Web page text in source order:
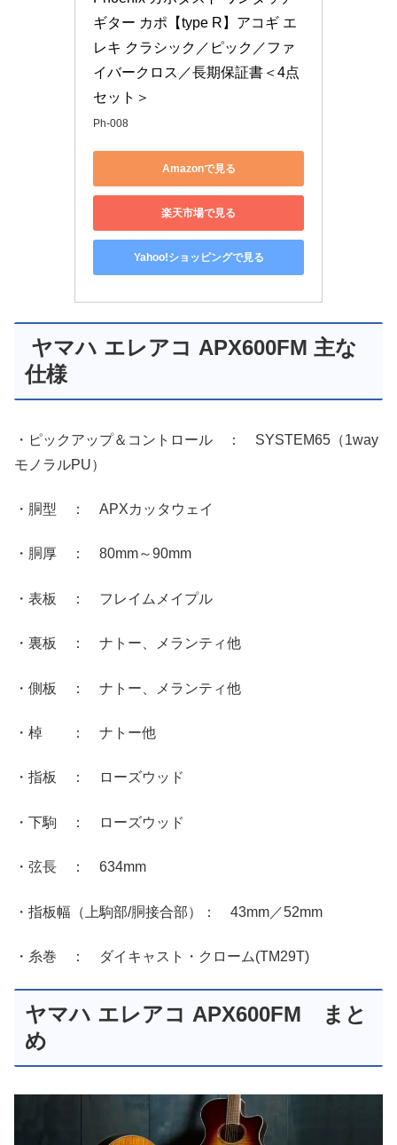
ギター カポ【type R】アコギ エ
レキ クラシック／ピック／ファ
イバークロス／長期保証書＜4点
セット＞
Ph-008
Amazonで見る
楽天市場で見る
Yahoo!ショッピングで見る
ヤマハ エレアコ APX600FM 主な
仕様
・ピックアップ＆コントロール ： SYSTEM65（1way
モノラルPU）
・胴型 ： APXカッタウェイ
・胴厚 ： 80mm～90mm
・表板 ： フレイムメイプル
・裏板 ： ナトー、メランティ他
・側板 ： ナトー、メランティ他
・棹 ： ナトー他
・指板 ： ローズウッド
・下駒 ： ローズウッド
・弦長 ： 634mm
・指板幅（上駒部/胴接合部）： 43mm／52mm
・糸巻 ： ダイキャスト・クローム(TM29T)
ヤマハ エレアコ APX600FM まと
め